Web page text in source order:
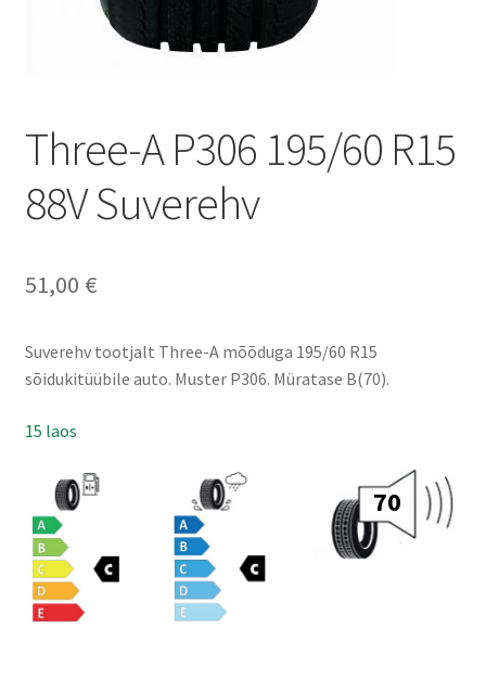
Three-A P306 195/60 R15
88V Suverehv
51,00 €
Suverehv tootjalt Three-A mõõduga 195/60 R15
sõidukitüübile auto. Muster P306. Müratase B(70).
15 laos
70